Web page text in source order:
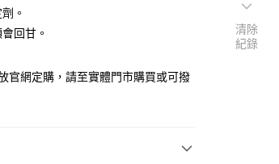
。
回甘。
官網定購，請至實體門市購買或可撥
清除
紀錄